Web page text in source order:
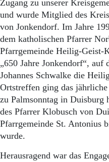
Zugang zu unserer
und wurde Mitglied des
von Jonkendorf. Im Jahre
dem katholischen Pfarrer
Pfarrgemeinde Heilig-Geist-
„650 Jahre Jonkendorf“,
Johannes Schwalke die
Ortstreffen ging das
zu Palmsonntag in Duisburg
des Pfarrer Klobusch von
Pfarrgemeinde St. Antonius
wurde.
Herausragend war das